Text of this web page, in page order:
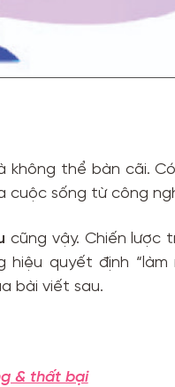
thể bàn cãi.
cuộc sống từ công
cũng vậy. Chiến lược
quyết định “làm
bài viết sau.
& thất bại